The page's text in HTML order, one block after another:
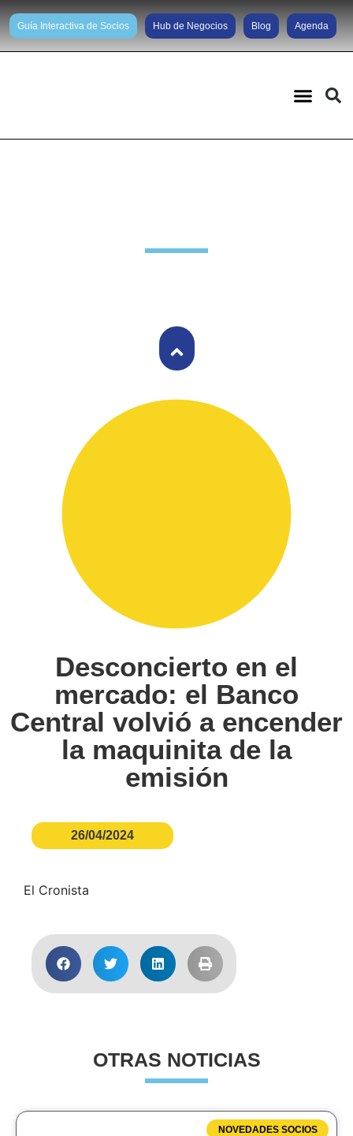
Guía Interactiva de Socios Hub de Negocios Blog Agenda
Desconcierto en el
mercado: el Banco
Central volvió a encender
la maquinita de la
emisión
26/04/2024
El Cronista
OTRAS NOTICIAS
NOVEDADES SOCIOS